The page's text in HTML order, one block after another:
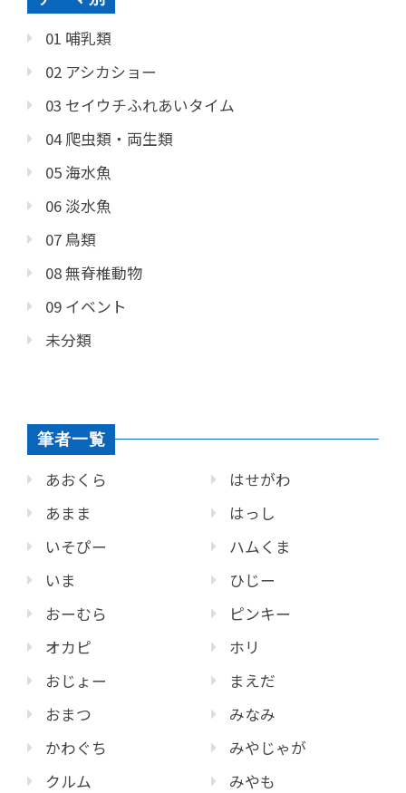
01 哺乳類
02 アシカショー
03 セイウチふれあいタイム
04 爬虫類・両生類
05 海水魚
06 淡水魚
07 鳥類
08 無脊椎動物
09 イベント
未分類
筆者一覧
あおくら
あまま
いそぴー
いま
おーむら
オカピ
おじょー
おまつ
かわぐち
クルム
はせがわ
はっし
ハムくま
ひじー
ピンキー
ホリ
まえだ
みなみ
みやじゃが
みやも